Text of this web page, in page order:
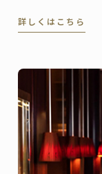
詳しくはこちら